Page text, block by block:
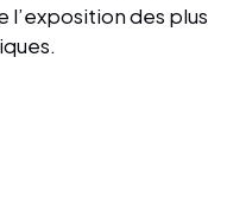
l’exposition des plus